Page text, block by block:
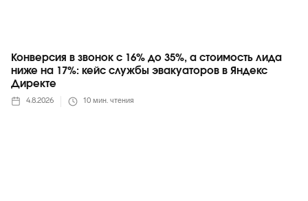
Конверсия в звонок с 16% до 35%, а стоимость лида
ниже на 17%: кейс службы эвакуаторов в Яндекс
Директе
4.8.2026 10 мин. чтения